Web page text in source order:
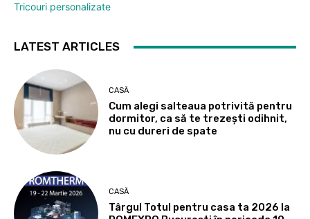
Tricouri personalizate
LATEST ARTICLES
CASĂ
Cum alegi salteaua potrivită pentru
dormitor, ca să te trezești odihnit,
nu cu dureri de spate
CASĂ
Târgul Totul pentru casa ta 2026 la